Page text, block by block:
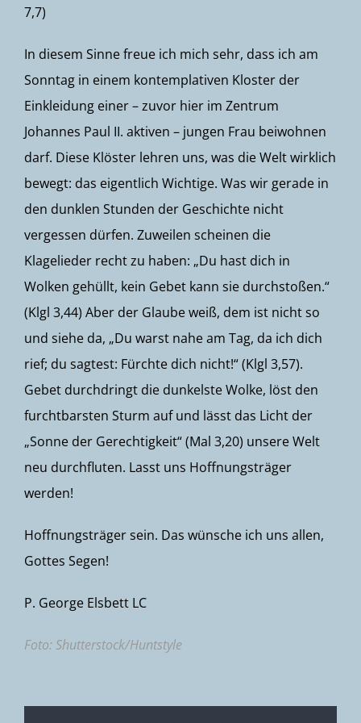
7,7)
In diesem Sinne freue ich mich sehr, dass ich am
Sonntag in einem kontemplativen Kloster der
Einkleidung einer – zuvor hier im Zentrum
Johannes Paul II. aktiven – jungen Frau beiwohnen
darf. Diese Klöster lehren uns, was die Welt wirklich
bewegt: das eigentlich Wichtige. Was wir gerade in
den dunklen Stunden der Geschichte nicht
vergessen dürfen. Zuweilen scheinen die
Klagelieder recht zu haben: „Du hast dich in
Wolken gehüllt, kein Gebet kann sie durchstoßen.“
(Klgl 3,44) Aber der Glaube weiß, dem ist nicht so
und siehe da, „Du warst nahe am Tag, da ich dich
rief; du sagtest: Fürchte dich nicht!“ (Klgl 3,57).
Gebet durchdringt die dunkelste Wolke, löst den
furchtbarsten Sturm auf und lässt das Licht der
„Sonne der Gerechtigkeit“ (Mal 3,20) unsere Welt
neu durchfluten. Lasst uns Hoffnungsträger
werden!
Hoffnungsträger sein. Das wünsche ich uns allen,
Gottes Segen!
P. George Elsbett LC
Foto: Shutterstock/Huntstyle